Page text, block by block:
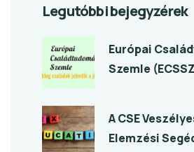
Legutóbbi bejegyzérek
Európai
Szemle
A CSE
Elemzési